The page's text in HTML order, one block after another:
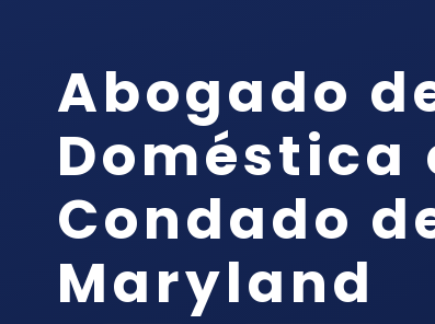
Abogado
Doméstica
Condado
Maryland